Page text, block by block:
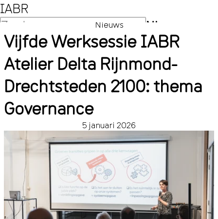
IABR
NL
EN
Nieuws
Vijfde Werksessie IABR
Atelier Delta Rijnmond-
Drechtsteden 2100: thema
Governance
5 januari 2026